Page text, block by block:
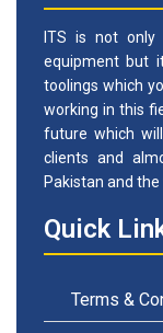
ITS is not only
equipment but
toolings which
working in this
future which
clients and
Pakistan and the
Quick
Terms &